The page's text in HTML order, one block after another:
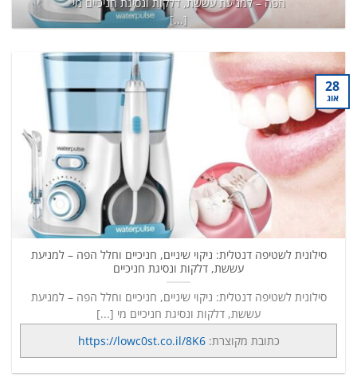
[...]
המשך קריאה
סילונית לשטיפה דנטלית: ניקוי שיניים, חניכיים וחלל הפה – למניעת
עששת, דלקות ונסיגת חניכיים
סילונית לשטיפה דנטלית: ניקוי שיניים, חניכיים וחלל הפה – למניעת
עששת, דלקות ונסיגת חניכיים מי [...]
כתובת מקוצרת:https://lowc0st.co.il/8K6
28
אוג